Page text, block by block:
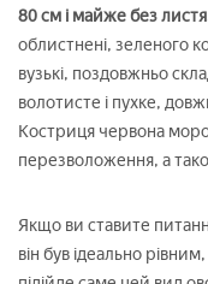
80 см і майже без
облистнені, зеленого
вузькі, поздовжньо
волотисте і пухке,
Костриця червона
перезволоження, а
Якщо ви ставите
він був ідеально